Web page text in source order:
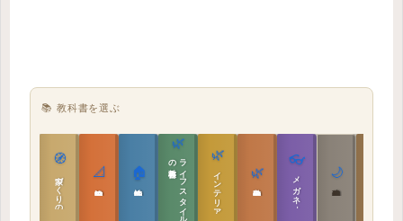
📚 教科書を選ぶ
🧭
家づくりの教科書 📐
実施設計の教科書
🏠
性能設計の教科書
🌿
ラ
イ
フ
ス
タ
イ
ル
の
教科書 🌿
インテリア設計 🌿
敷地設計の教科書
👓
メガネ｜転職 🌙
建築思想の教科書